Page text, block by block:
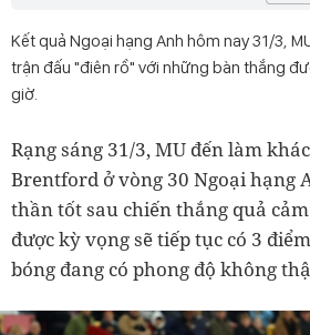
Kết quả Ngoại hạng Anh hôm nay 31/3,
trận đấu "điên rồ" với những bàn thắng
giờ.
Rạng sáng 31/3, MU đến làm
Brentford ở vòng 30 Ngoại hạng
thần tốt sau chiến thắng quả
được kỳ vọng sẽ tiếp tục có 3
bóng đang có phong độ không